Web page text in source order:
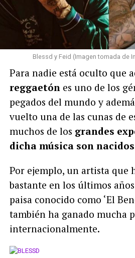
Blessd y Feid (Imagen tomada de
Para nadie está oculto que
reggaetón es uno de los
pegados del mundo y
vuelto una de las cunas de
muchos de los grandes
dicha música son
Por ejemplo, un artista que
bastante en los últimos años
paisa conocido como ‘El
también ha ganado mucha
internacionalmente.